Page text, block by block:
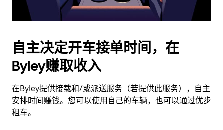
闭
日
历。
自主决定开车接单时间，在
Byley赚取收入
在Byley提供接载和/或派送服务（若提供此服务），自主
安排时间赚钱。您可以使用自己的车辆，也可以通过优步
租车。